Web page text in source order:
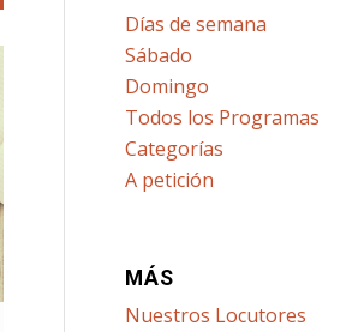
Días de semana
Sábado
Domingo
Todos los Programas
Categorías
A petición
MÁS
Nuestros Locutores